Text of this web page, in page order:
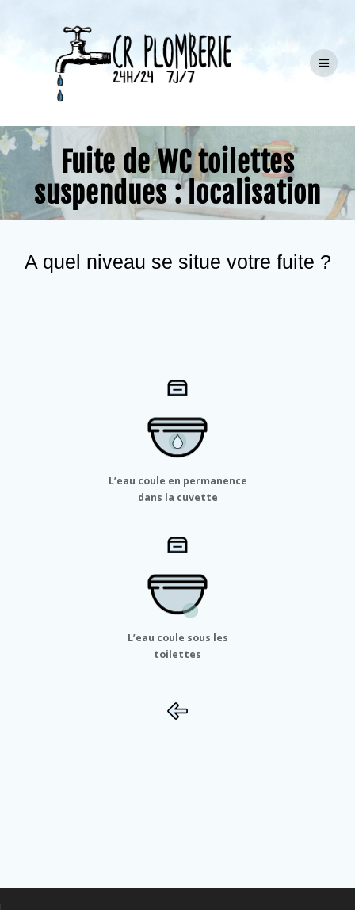
contenu
Fuite de WC toilettes
suspendues : localisation
A quel niveau se situe votre fuite ?
L’eau coule en permanence
dans la cuvette
L’eau coule sous les
toilettes